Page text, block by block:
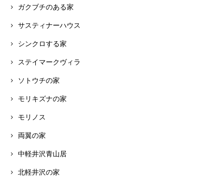
ガクブチのある家
サスティナーハウス
シンクロする家
ステイマークヴィラ
ソトウチの家
モリキズナの家
モリノス
両翼の家
中軽井沢青山居
北軽井沢の家